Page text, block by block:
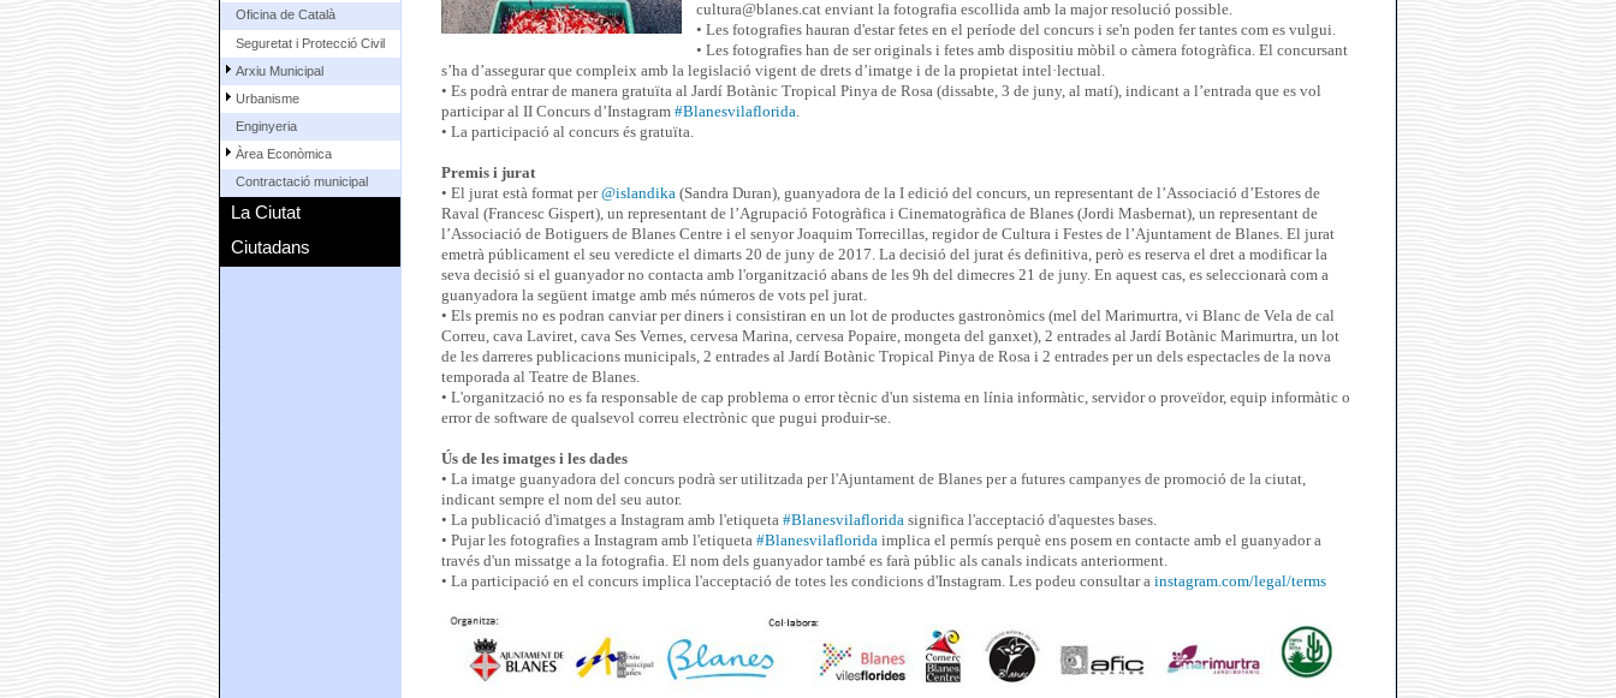
Oficina de Català
Seguretat i Protecció Civil
Arxiu Municipal
Urbanisme
Enginyeria
Àrea Econòmica
Contractació municipal
La Ciutat
Ciutadans
cultura@blanes.cat enviant la fotografia escollida amb la major resolució possible.
• Les fotografies hauran d'estar fetes en el període del concurs i se'n poden fer tantes com es vulgui.
• Les fotografies han de ser originals i fetes amb dispositiu mòbil o càmera fotogràfica. El concursant
s’ha d’assegurar que compleix amb la legislació vigent de drets d’imatge i de la propietat intel·lectual.
• Es podrà entrar de manera gratuïta al Jardí Botànic Tropical Pinya de Rosa (dissabte, 3 de juny, al matí), indicant a l’entrada que es vol
participar al II Concurs d’Instagram #Blanesvilaflorida.
• La participació al concurs és gratuïta.
Premis i jurat
• El jurat està format per@islandika(Sandra Duran), guanyadora de la I edició del concurs, un representant de l’Associació d’Estores de
Raval (Francesc Gispert), un representant de l’Agrupació Fotogràfica i Cinematogràfica de Blanes (Jordi Masbernat), un representant de
l’Associació de Botiguers de Blanes Centre i el senyor Joaquim Torrecillas, regidor de Cultura i Festes de l’Ajuntament de Blanes. El jurat
emetrà públicament el seu veredicte el dimarts 20 de juny de 2017. La decisió del jurat és definitiva, però es reserva el dret a modificar la
seva decisió si el guanyador no contacta amb l'organització abans de les 9h del dimecres 21 de juny. En aquest cas, es seleccionarà com a
guanyadora la següent imatge amb més números de vots pel jurat.
• Els premis no es podran canviar per diners i consistiran en un lot de productes gastronòmics (mel del Marimurtra, vi Blanc de Vela de cal
Correu, cava Laviret, cava Ses Vernes, cervesa Marina, cervesa Popaire, mongeta del ganxet), 2 entrades al Jardí Botànic Marimurtra, un lot
de les darreres publicacions municipals, 2 entrades al Jardí Botànic Tropical Pinya de Rosa i 2 entrades per un dels espectacles de la nova
temporada al Teatre de Blanes.
• L'organització no es fa responsable de cap problema o error tècnic d'un sistema en línia informàtic, servidor o proveïdor, equip informàtic o
error de software de qualsevol correu electrònic que pugui produir-se.
Ús de les imatges i les dades
• La imatge guanyadora del concurs podrà ser utilitzada per l'Ajuntament de Blanes per a futures campanyes de promoció de la ciutat,
indicant sempre el nom del seu autor.
• La publicació d'imatges a Instagram amb l'etiqueta #Blanesvilafloridasignifica l'acceptació d'aquestes bases.
• Pujar les fotografies a Instagram amb l'etiqueta #Blanesvilafloridaimplica el permís perquè ens posem en contacte amb el guanyador a
través d'un missatge a la fotografia. El nom dels guanyador també es farà públic als canals indicats anteriorment.
• La participació en el concurs implica l'acceptació de totes les condicions d'Instagram. Les podeu consultar a instagram.com/legal/terms